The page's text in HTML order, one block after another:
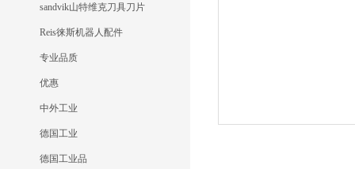
sandvik山特维克刀具刀片
Reis徕斯机器人配件
专业品质
优惠
中外工业
德国工业
德国工业品